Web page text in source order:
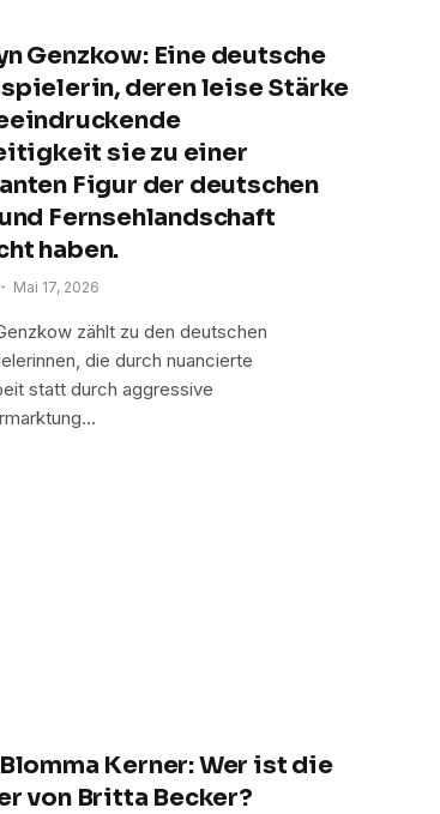
Genzkow: Eine deutsche
deren leise Stärke
sie zu einer
Figur der deutschen
Fernsehlandschaft
haben.
Mai 17, 2026
zählt zu den deutschen
die durch nuancierte
statt durch aggressive
Kerner: Wer ist die
von Britta Becker?